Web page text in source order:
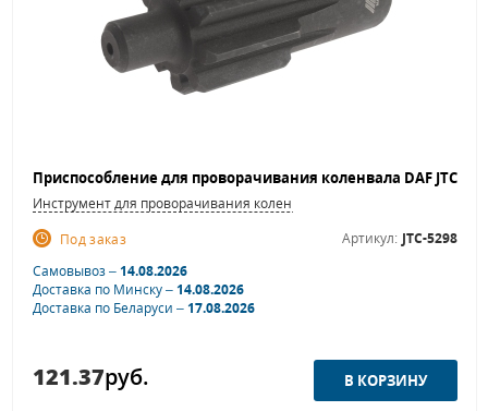
Инструмент для проворачивания коленвала
Под заказ
Артикул: JTC-5298
Самовывоз –14.08.2026
Доставка по Минску –14.08.2026
Доставка по Беларуси –17.08.2026
121.37руб.